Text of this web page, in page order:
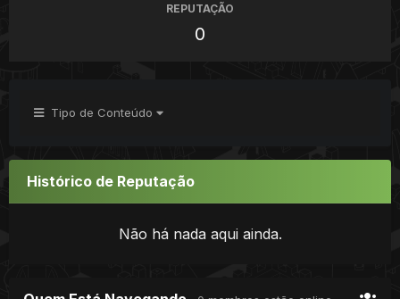
REPUTAÇÃO
0
Tipo de Conteúdo
Histórico de Reputação
Não há nada aqui ainda.